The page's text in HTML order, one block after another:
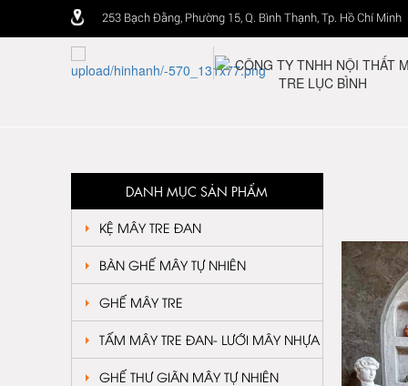
253 Bạch Đằng, Phường 15, Q. Bình Thạnh, Tp. Hồ Chí Minh
DANH MỤC SẢN PHẨM
KỆ MÂY TRE ĐAN
BÀN GHẾ MÂY TỰ NHIÊN
GHẾ MÂY TRE
TẤM MÂY TRE ĐAN- LƯỚI MÂY NHỰA
GHẾ THƯ GIÃN MÂY TỰ NHIÊN